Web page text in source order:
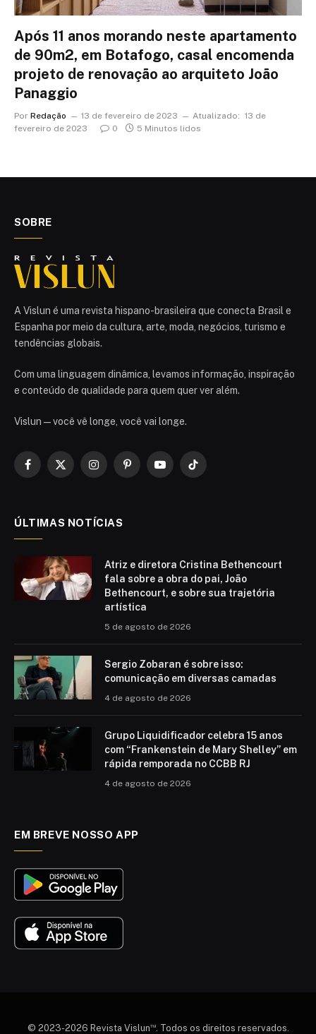
Após 11 anos morando neste apartamento
de 90m2, em Botafogo, casal encomenda
projeto de renovação ao arquiteto João
Panaggio
Por Redação 13 de fevereiro de 2023 Atualizado: 13 de
fevereiro de 2023
0 5 Minutos lidos
SOBRE
A Vislun é uma revista hispano-brasileira que conecta Brasil e
Espanha por meio da cultura, arte, moda, negócios, turismo e
tendências globais.
Com uma linguagem dinâmica, levamos informação, inspiração
e conteúdo de qualidade para quem quer ver além.
Vislun — você vê longe, você vai longe.
Facebook
X
InstagramPinterestYouTubeTikTok
ÚLTIMAS NOTÍCIAS
Atriz e diretora Cristina Bethencourt
fala sobre a obra do pai, João
Bethencourt, e sobre sua trajetória
artística
5 de agosto de 2026
Sergio Zobaran é sobre isso:
comunicação em diversas camadas
4 de agosto de 2026
Grupo Liquidificador celebra 15 anos
com “Frankenstein de Mary Shelley” em
rápida remporada no CCBB RJ
4 de agosto de 2026
EM BREVE NOSSO APP
© 2023-2026 Revista Vislun™. Todos os direitos reservados.